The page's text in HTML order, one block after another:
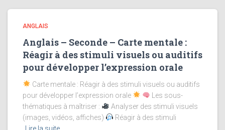
ANGLAIS
Anglais – Seconde – Carte mentale :
Réagir à des stimuli visuels ou auditifs
pour développer l’expression orale
Carte mentale : Réagir à des stimuli visuels ou auditifs
pour développer l’expression orale
Les sous-
thématiques à maîtriser :
Analyser des stimuli visuels
(images, vidéos, affiches)
Réagir à des stimuli